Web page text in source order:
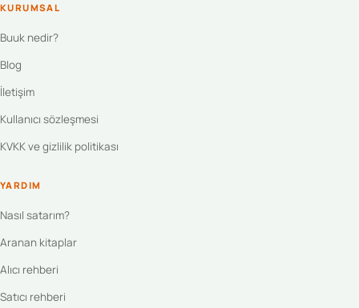
KURUMSAL
Buuk nedir?
Blog
İletişim
Kullanıcı sözleşmesi
KVKK ve gizlilik politikası
YARDIM
Nasıl satarım?
Aranan kitaplar
Alıcı rehberi
Satıcı rehberi